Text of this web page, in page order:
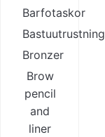
Barfotaskor
Bastuutrustning
Bronzer
Brow
pencil
and
liner